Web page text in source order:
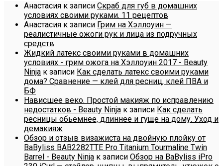
Анастасия к записи Скраб для губ в домашних
условиях своими руками. 11 рецептов
Анастасия к записи Грим на Хэллоуин —
реалистичные ожоги рук и лица из подручных
средств
Жидкий латекс своими руками в домашних
условиях - грим ожога на Хэллоуин 2017 - Beauty
Ninja к записи Как сделать латекс своими руками
дома? Сравнение — клей для ресниц, клей ПВА и
БФ
Нависшее веко. Простой макияж по исправлению
недостатков - Beauty Ninja к записи Как сделать
ресницы обьемнее, длиннее и гуще на дому. Уход и
демакияж
Обзор и отзыв визажиста на двойную плойку от
BaByliss BAB2282TTE Pro Titanium Tourmaline Twin
Barrel - Beauty Ninja к записи Обзор на BaByliss iPro